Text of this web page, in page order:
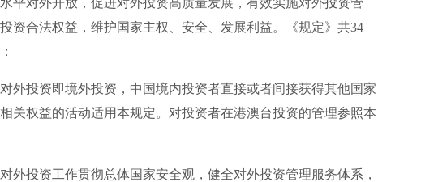
对外开放，促进对外投资高质量发展，有效实施对外投资管
资合法权益，维护国家主权、安全、发展利益。《规定》共34
投资即境外投资，中国境内投资者直接或者间接获得其他国家
关权益的活动适用本规定。对投资者在港澳台投资的管理参照本
投资工作贯彻总体国家安全观，健全对外投资管理服务体系，